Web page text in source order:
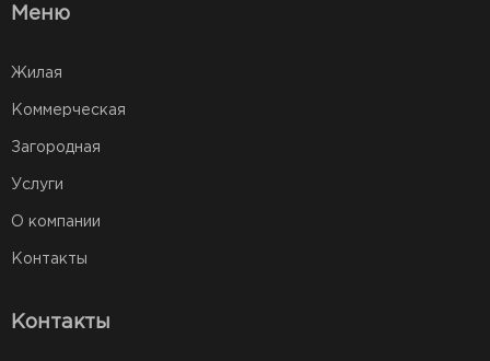
Меню
Жилая
Коммерческая
Загородная
Услуги
О компании
Контакты
Контакты